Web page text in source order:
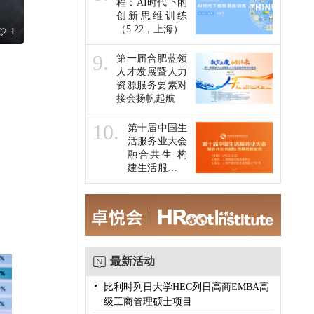
程：AI时代下的
创新思维训练
（5.22，上海）
9.
第一届合肥蓝领
人才发展暨人力
资源服务要素对
接会扬帆起航
10.
第十届中国生
活服务业大会
融合共生 构
建生活服务新
生态
最新活动
·
比利时列日大学HEC列日高商EMBA高
级工商管理硕士项目